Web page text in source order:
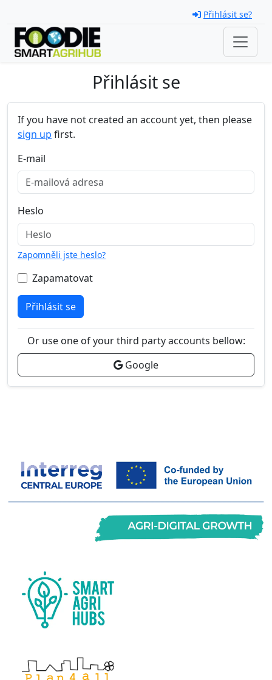
Přihlásit se?
Přihlásit se
If you have not created an account yet, then please
sign up first.
E-mail
Heslo
Zapomněli jste heslo?
Zapamatovat
Přihlásit se
Or use one of your third party accounts bellow:
Google